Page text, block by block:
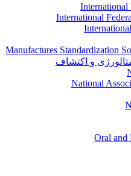
International
International
Manufactures Standardization
National
Oral and